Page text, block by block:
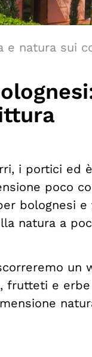
e natura sui
i portici ed
poco
bolognesi e
natura a
un
, frutteti e